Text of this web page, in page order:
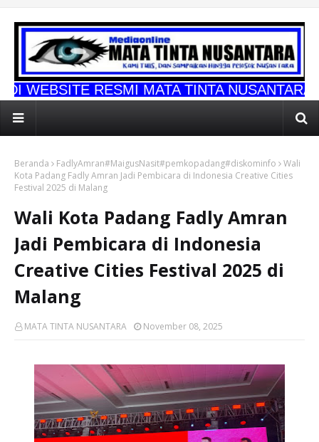
MATA TINTA NUSANTARA
Beranda FadlyAmran#MaigusNasit#pemkopadang#diskominfo
Wali
Kota Padang Fadly Amran Jadi Pembicara di Indonesia Creative Cities
Festival 2025 di Malang
Wali Kota Padang Fadly Amran
Jadi Pembicara di Indonesia
Creative Cities Festival 2025 di
Malang
MATA TINTA NUSANTARA November 08, 2025